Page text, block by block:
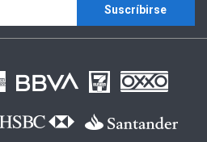
Suscríbirse